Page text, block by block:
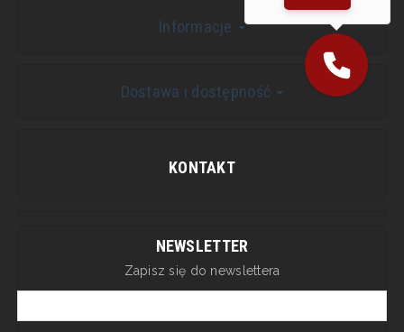
Informacje
Dostawa i dostępność
KONTAKT
NEWSLETTER
Zapisz się do newslettera